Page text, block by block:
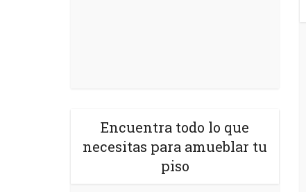
Encuentra todo lo que
necesitas para amueblar tu
piso